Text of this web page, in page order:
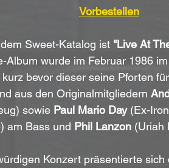
Vorbestellen
Sweet-Katalog ist "Live At
Album wurde im Februar 1986
bevor dieser seine Pforten
aus den Originalmitgliedern
sowie Paul Mario Day (Ex-
am Bass und Phil Lanzon (Uriah
Konzert präsentierte